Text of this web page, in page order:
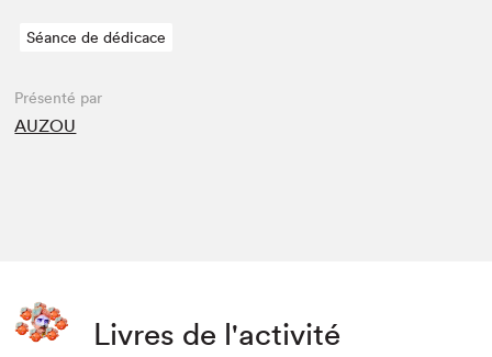
Séance de dédicace
Présenté par
AUZOU
Livres de l'activité